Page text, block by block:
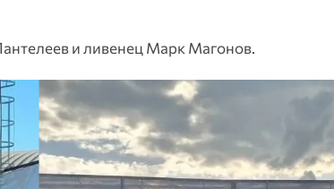
и ливенец Марк Магонов.